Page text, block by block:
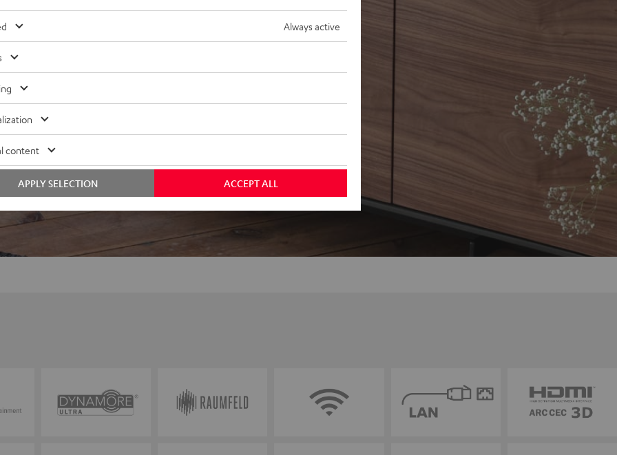
84 Bewertungen)
Always active
content
ACCEPT ALL
APPLY SELECTION